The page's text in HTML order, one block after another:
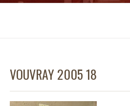
VOUVRAY 2005 18